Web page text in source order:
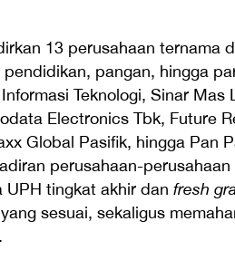
13 perusahaan ternama
pangan, hingga
Teknologi, Sinar Mas
Electronics Tbk, Future
Global Pasifik, hingga Pan
perusahaan-
UPH tingkat akhir dan fresh
sesuai, sekaligus